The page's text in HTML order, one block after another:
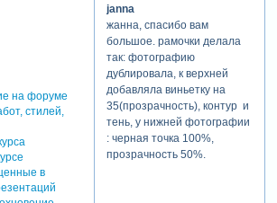
janna
жанна, спасибо вам
большое. рамочки делала
так: фотографию
дублировала, к верхней
добавляла виньетку на
35(прозрачность), контур и
тень, у нижней фотографии
: черная точка 100%,
прозрачность 50%.